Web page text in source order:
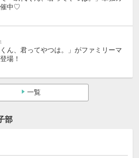
催中♡
くん、君ってやつは。」がファミリーマ
場！
一覧
部